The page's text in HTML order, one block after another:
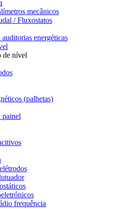
mecânicos
/ Fluxostatos
energéticas
de nível
(palhetas)
painel
frequência